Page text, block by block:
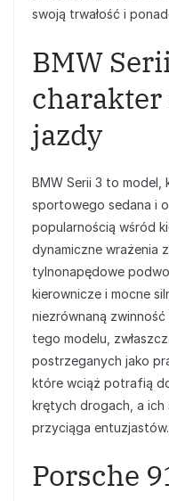
swoją trwałość i
BMW
charakter
jazdy
BMW Serii 3 to model,
sportowego sedana i
popularnością wśród
dynamiczne wrażenia
tylnonapędowe
kierownicze i mocne
niezrównaną
tego modelu,
postrzeganych jako
które wciąż potrafią
krętych drogach, a
przyciąga entuzjastów.
Porsche